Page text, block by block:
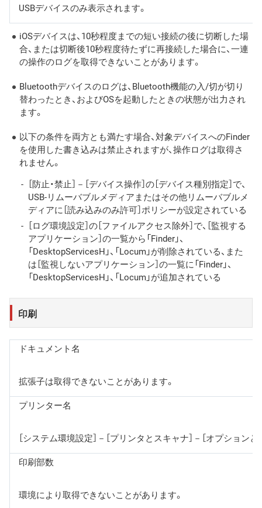
USBデバイスのみ表示されます。
iOSデバイスは、10秒程度までの短い接続の後に切断した場
合、または切断後10秒程度待たずに再接続した場合に、一連
の操作のログを取得できないことがあります。
Bluetoothデバイスのログは、Bluetooth機能の入/切が切り
替わったとき、およびOSを起動したときの状態が出力され
ます。
以下の条件を両方とも満たす場合、対象デバイスへのFinder
を使用した書き込みは禁止されますが、操作ログは取得さ
れません。
［防止・禁止］－［デバイス操作］の［デバイス種別指定］で、
USB-リムーバブルメディアまたはその他リムーバブルメ
ディアに［読み込みのみ許可］ポリシーが設定されている
［ログ環境設定］の［ファイルアクセス除外］で、［監視する
アプリケーション］の一覧から「Finder」、
「DesktopServicesH」、「Locum」が削除されている、また
は［監視しないアプリケーション］の一覧に「Finder」、
「DesktopServicesH」、「Locum」が追加されている
印刷
ドキュメント名
拡張子は取得できないことがあります。
プリンター名
［システム環境設定］－［プリンタとスキャナ］－［オプション
印刷部数
環境により取得できないことがあります。